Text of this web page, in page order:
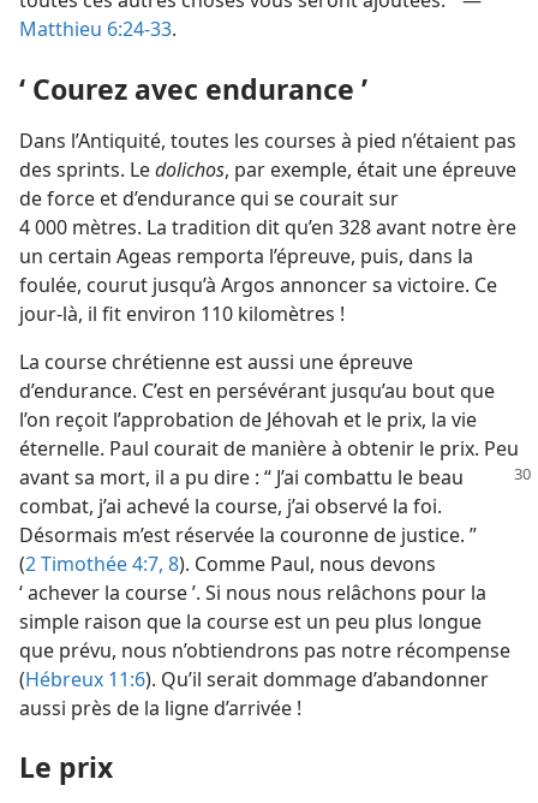
Matthieu 6:24-33.
‘ Courez avec endurance ’
Dans l’Antiquité, toutes les courses à pied n’étaient pas
des sprints. Ledolichos, par exemple, était une épreuve
de force et d’endurance qui se courait sur
4 000 mètres. La tradition dit qu’en 328 avant notre ère
un certain Ageas remporta l’épreuve, puis, dans la
foulée, courut jusqu’à Argos annoncer sa victoire. Ce
jour-​là, il fit environ 110 kilomètres !
La course chrétienne est aussi une épreuve
d’endurance. C’est en persévérant jusqu’au bout que
l’on reçoit l’approbation de Jéhovah et le prix, la vie
éternelle. Paul courait de manière à obtenir le prix. Peu
avant sa mort, il a pu dire : “ J’ai combattu le beau
combat, j’ai achevé la course, j’ai observé la foi.
Désormais m’est réservée la couronne de justice. ”
(2 Timothée 4:7, 8). Comme Paul, nous devons
‘ achever la course ’. Si nous nous relâchons pour la
simple raison que la course est un peu plus longue
que prévu, nous n’obtiendrons pas notre récompense
(Hébreux 11:6). Qu’il serait dommage d’abandonner
aussi près de la ligne d’arrivée !
Le prix